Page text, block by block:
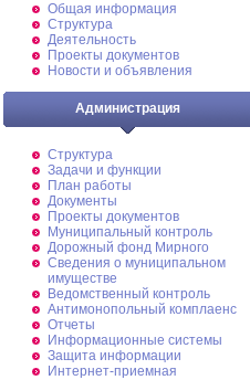
Общая информация
Структура
Деятельность
Проекты документов
Новости и объявления
Администрация
Структура
Задачи и функции
План работы
Документы
Проекты документов
Муниципальный контроль
Дорожный фонд Мирного
Cведения о муниципальном
имуществе
Ведомственный контроль
Антимонопольный комплаенс
Отчеты
Информационные системы
Защита информации
Интернет-приемная